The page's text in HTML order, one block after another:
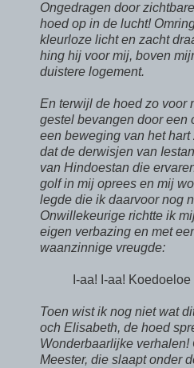
Ongedragen door
hoed op in de lucht!
kleurloze licht en zacht
hing hij voor mij, boven
duistere logement.
En terwijl de hoed zo voor
gestel bevangen door een
een beweging van het
dat de derwisjen van
van Hindoestan die
golf in mij oprees en mij
legde die ik daarvoor nog
Onwillekeurige richtte ik
eigen verbazing en met
waanzinnige vreugde:
I-aa! I-aa!
Toen wist ik nog niet wat
och Elisabeth, de hoed
Wonderbaarlijke verhalen!
Meester, die slaapt onder